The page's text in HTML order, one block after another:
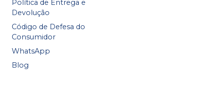
Política de Entrega e
Devolução
Código de Defesa do
Consumidor
WhatsApp
Blog